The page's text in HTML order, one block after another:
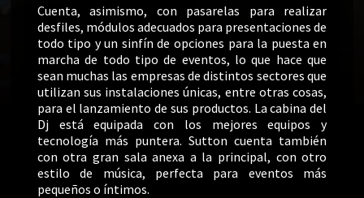
Cuenta, asimismo, con pasarelas para realizar
desfiles, módulos adecuados para presentaciones de
todo tipo y un sinfín de opciones para la puesta en
marcha de todo tipo de eventos, lo que hace que
sean muchas las empresas de distintos sectores que
utilizan sus instalaciones únicas, entre otras cosas,
para el lanzamiento de sus productos. La cabina del
Dj está equipada con los mejores equipos y
tecnología más puntera. Sutton cuenta también
con otra gran sala anexa a la principal, con otro
estilo de música, perfecta para eventos más
pequeños o íntimos.